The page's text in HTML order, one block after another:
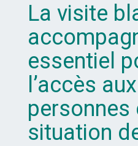
La visite
essentiel
l’accès
personnes
situation